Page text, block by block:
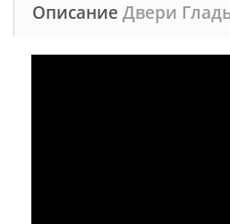
Описание Двери Гладь